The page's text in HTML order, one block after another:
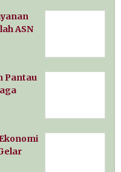
ASN
Pantau